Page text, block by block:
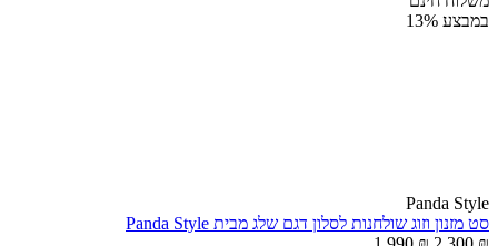
במבצע 13%
Panda Style
סט מזנון וזוג שולחנות לסלון דגם שלג מבית Panda Style